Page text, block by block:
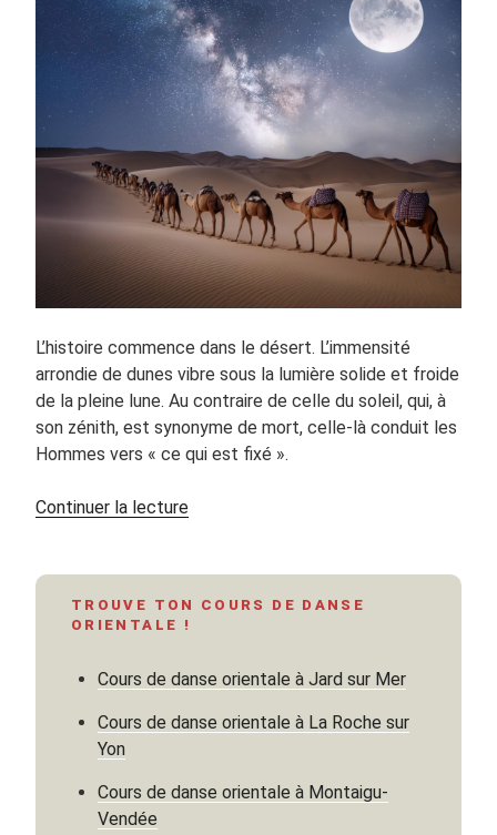
L’histoire commence dans le désert. L’immensité
arrondie de dunes vibre sous la lumière solide et froide
de la pleine lune. Au contraire de celle du soleil, qui, à
son zénith, est synonyme de mort, celle-là conduit les
Hommes vers « ce qui est fixé ».
Continuer la lecturede
est
TROUVE TON COURS DE DANSE
ORIENTALE !
Cours de danse orientale à Jard sur Mer
Cours de danse orientale à La Roche sur
Yon
Cours de danse orientale à Montaigu-
Vendée